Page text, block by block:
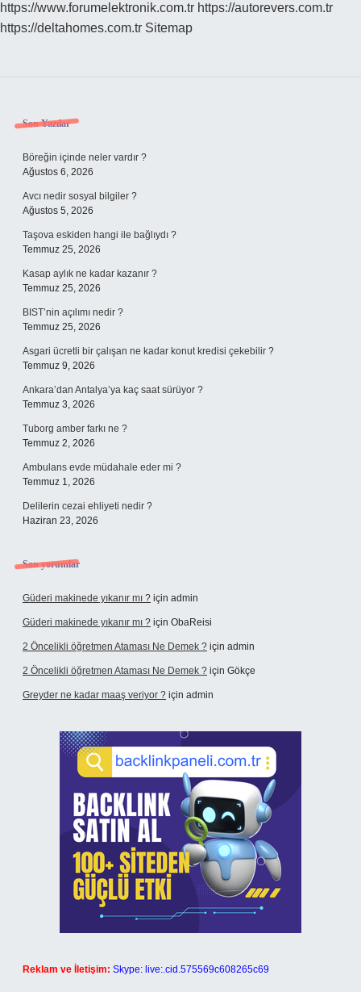
https://www.forumelektronik.com.tr https://autorevers.com.tr
https://deltahomes.com.tr Sitemap
Sidebar
Son Yazılar
Böreğin içinde neler vardır ?
Ağustos 6, 2026
Avcı nedir sosyal bilgiler ?
Ağustos 5, 2026
Taşova eskiden hangi ile bağlıydı ?
Temmuz 25, 2026
Kasap aylık ne kadar kazanır ?
Temmuz 25, 2026
BIST’nin açılımı nedir ?
Temmuz 25, 2026
Asgari ücretli bir çalışan ne kadar konut kredisi çekebilir ?
Temmuz 9, 2026
Ankara’dan Antalya’ya kaç saat sürüyor ?
Temmuz 3, 2026
Tuborg amber farkı ne ?
Temmuz 2, 2026
Ambulans evde müdahale eder mi ?
Temmuz 1, 2026
Delilerin cezai ehliyeti nedir ?
Haziran 23, 2026
Son yorumlar
Güderi makinede yıkanır mı ? için admin
Güderi makinede yıkanır mı ? için ObaReisi
2 Öncelikli öğretmen Ataması Ne Demek ? için admin
2 Öncelikli öğretmen Ataması Ne Demek ? için Gökçe
Greyder ne kadar maaş veriyor ? için admin
Reklam ve İletişim: Skype: live:.cid.575569c608265c69